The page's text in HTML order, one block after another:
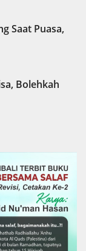
Saat Puasa,
Bolehkah